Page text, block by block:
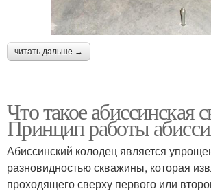
читать дальше →
Что такое абиссинская
Принцип работы
Абиссинский колодец является
разновидностью скважины, которая
проходящего сверху первого или